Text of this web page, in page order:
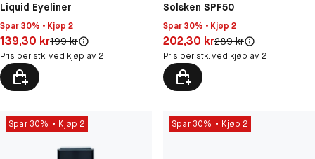
Liquid Eyeliner
Spar 30% • Kjøp 2
Pris: 139,30 kr
139,30 krOriginal pris:
199 kr
Pris per stk. ved kjøp av 2
Solsken SPF50
Spar 30% • Kjøp 2
Pris: 202,30 kr
202,30 krOriginal pris:
289 kr
Pris per stk. ved kjøp av 2
Spar 30% Kjøp 2 Spar 30% Kjøp 2